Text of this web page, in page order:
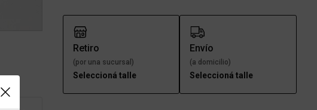
Retiro
(por una sucursal)
Seleccioná talle
Envío
(a domicilio)
Seleccioná talle